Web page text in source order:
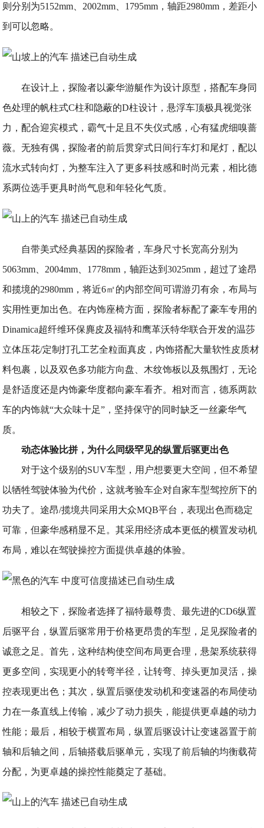
则分别为5152mm、2002mm、1795mm，轴距2980mm，差距小
到可以忽略。
在设计上，探险者以豪华游艇作为设计原型，搭配车身同
色处理的帆柱式C柱和隐蔽的D柱设计，悬浮车顶极具视觉张
力，配合迎宾模式，霸气十足且不失仪式感，心有猛虎细嗅蔷
薇。无独有偶，探险者的前后贯穿式日间行车灯和尾灯，配以
流水式转向灯，为整车注入了更多科技感和时尚元素，相比德
系两位选手更具时尚气息和年轻化气质。
自带美式经典基因的探险者，车身尺寸长宽高分别为
5063mm、2004mm、1778mm，轴距达到3025mm，超过了途昂
和揽境的2980mm，将近6㎡的内部空间可谓游刃有余，布局与
实用性更加出色。在内饰座椅方面，探险者标配了豪车专用的
Dinamica超纤维环保麂皮及福特和鹰革沃特华联合开发的温莎
立体压花/定制打孔工艺全粒面真皮，内饰搭配大量软性皮质材
料包裹，以及双色多功能方向盘、木纹饰板以及氛围灯，无论
是舒适度还是内饰豪华度都向豪车看齐。相对而言，德系两款
车的内饰就“大众味十足”，坚持保守的同时缺乏一丝豪华气
质。
动态体验比拼，为什么同级罕见的纵置后驱更出色
对于这个级别的SUV车型，用户想要更大空间，但不希望
以牺牲驾驶体验为代价，这就考验车企对自家车型驾控所下的
功夫了。途昂/揽境共同采用大众MQB平台，表现出色而稳定
可靠，但豪华感稍显不足。其采用经济成本更低的横置发动机
布局，难以在驾驶操控方面提供卓越的体验。
相较之下，探险者选择了福特最尊贵、最先进的CD6纵置
后驱平台，纵置后驱常用于价格更昂贵的车型，足见探险者的
诚意之足。首先，这种结构使空间布局更合理，悬架系统获得
更多空间，实现更小的转弯半径，让转弯、掉头更加灵活，操
控表现更出色；其次，纵置后驱使发动机和变速器的布局使动
力在一条直线上传输，减少了动力损失，能提供更卓越的动力
性能；最后，相较于横置布局，纵置后驱设计让变速器置于前
轴和后轴之间，后轴搭载后驱单元，实现了前后轴的均衡载荷
分配，为更卓越的操控性能奠定了基础。